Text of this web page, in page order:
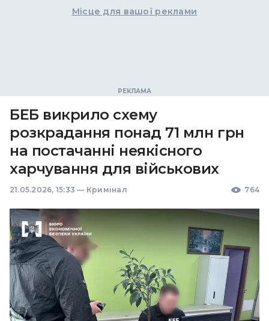
Місце для вашої реклами
БЕБ викрило схему
розкрадання понад 71 млн грн
на постачанні неякісного
харчування для військових
21.05.2026, 15:33 — Кримінал 764